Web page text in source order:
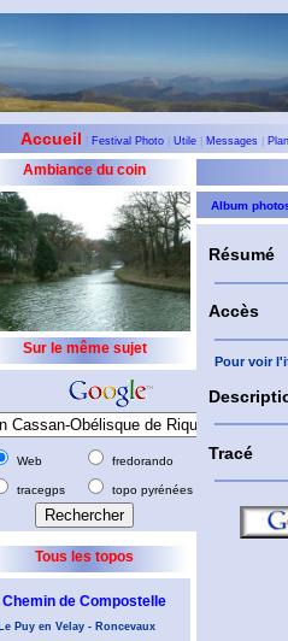
Accueil Festival Photo| Utile| Messages| Plan
Ambiance du coin
Sur le même sujet
Web fredorando
tracegps topo pyrénées
Tous les topos
Chemin de Compostelle
Le Puy en Velay - Roncevaux
Album
Résumé
Accès
Pour voir
Tracé